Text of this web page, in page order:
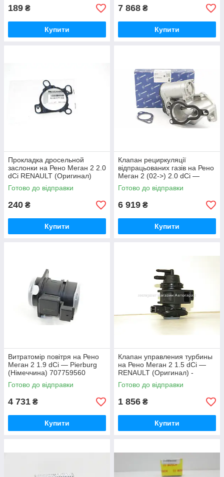
189 ₴
Купити
7 868 ₴
Купити
Прокладка дросельной
заслонки на Рено Меган 2 2.0
dCi RENAULT (Оригинал)
8200577398
Готово до відправки
240 ₴
Купити
Клапан рециркуляції
відпрацьованих газів на Рено
Меган 2 (02->) 2.0 dCi —
PIERBURG (Німеччина)
710334050
Готово до відправки
6 919 ₴
Купити
Витратомір повітря на Рено
Меган 2 1.9 dCi — Pierburg
(Німеччина) 707759560
Готово до відправки
4 731 ₴
Купити
Клапан управления турбины
на Рено Меган 2 1.5 dCi —
RENAULT (Оригинал) -
8200661049
Готово до відправки
1 856 ₴
Купити